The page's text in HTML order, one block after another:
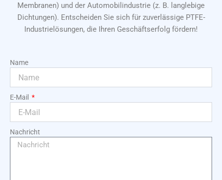
Membranen) und der Automobilindustrie (z. B. langlebige
Dichtungen). Entscheiden Sie sich für zuverlässige PTFE-
Industrielösungen, die Ihren Geschäftserfolg fördern!
Name
E-Mail
Nachricht